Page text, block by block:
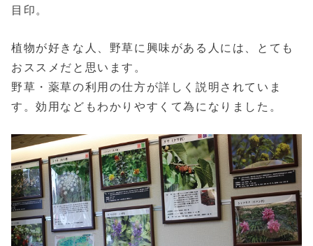
目印。
植物が好きな人、野草に興味がある人には、とても
おススメだと思います。
野草・薬草の利用の仕方が詳しく説明されていま
す。効用などもわかりやすくて為になりました。